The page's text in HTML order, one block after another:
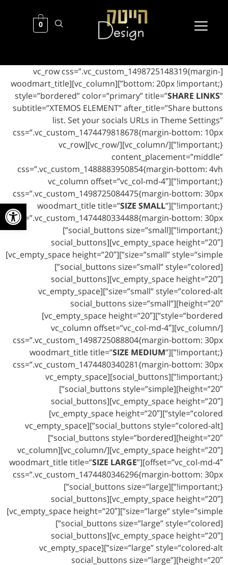
פתח
0
[vc_row css=”.vc_custom_1498725148319{margin-
bottom: 20px !important;}”][vc_column][woodmart_title
style=”bordered” color=”primary” title=”SHARE LINKS”
subtitle=”XTEMOS ELEMENT” after_title=”Share buttons
list. Set your socials URLs in Theme Settings”
css=”.vc_custom_1474479818678{margin-bottom: 10px
!important;}”][/vc_column][/vc_row][vc_row
content_placement=”middle”
css=”.vc_custom_1488883950854{margin-bottom: 4vh
!important;}”][vc_column offset=”vc_col-md-4″
css=”.vc_custom_1498725084475{margin-bottom: 30px
!important;}”][woodmart_title title=”
SIZE SMALL”
css=”.vc_custom_1474480334488{margin-bottom: 30px
!important;}”][social_buttons size=”small”]
[vc_empty_space height=”20″][social_buttons
size=”small” style=”simple”][vc_empty_space height=”20″]
[social_buttons size=”small” style=”colored”]
[vc_empty_space height=”20″][social_buttons
size=”small” style=”colored-alt”][vc_empty_space
height=”20″][social_buttons size=”small”
style=”bordered”][vc_empty_space height=”20″]
[/vc_column][vc_column offset=”vc_col-md-4″
css=”.vc_custom_1498725088804{margin-bottom: 30px
!important;}”][woodmart_title title=”
SIZE MEDIUM”
css=”.vc_custom_1474480340281{margin-bottom: 30px
!important;}”][social_buttons][vc_empty_space
height=”20″][social_buttons style=”simple”]
[vc_empty_space height=”20″][social_buttons
style=”colored”][vc_empty_space height=”20″]
[social_buttons style=”colored-alt”][vc_empty_space
height=”20″][social_buttons style=”bordered”]
[vc_empty_space height=”20″][/vc_column][vc_column
offset=”vc_col-md-4″][woodmart_title title=”
SIZE LARGE”
css=”.vc_custom_1474480346296{margin-bottom: 30px
!important;}”][social_buttons size=”large”]
[vc_empty_space height=”20″][social_buttons
size=”large” style=”simple”][vc_empty_space height=”20″]
[social_buttons size=”large” style=”colored”]
[vc_empty_space height=”20″][social_buttons
size=”large” style=”colored-alt”][vc_empty_space
height=”20″][social_buttons size=”large”